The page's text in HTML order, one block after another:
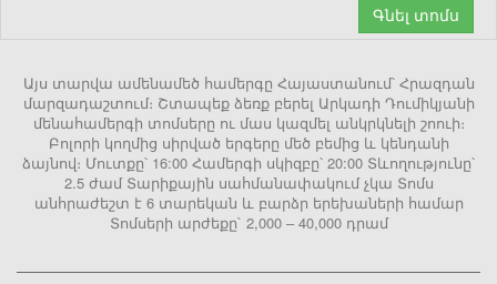
Գնել տոմս
Այս տարվա ամենամեծ համերգը Հայաստանում՝ Հրազդան
մարզադաշտում։ Շտապեք ձեռք բերել Արկադի Դումիկյանի
մենահամերգի տոմսերը ու մաս կազմել անկրկնելի շոուի։
Բոլորի կողմից սիրված երգերը մեծ բեմից և կենդանի
ձայնով։ Մուտքը՝ 16:00 Համերգի սկիզբը՝ 20:00 Տևողությունը՝
2.5 ժամ Տարիքային սահմանափակում չկա Տոմս
անհրաժեշտ է 6 տարեկան և բարձր երեխաների համար
Տոմսերի արժեքը` 2,000 – 40,000 դրամ